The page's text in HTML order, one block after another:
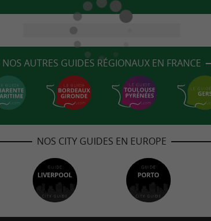
NOS AUTRES GUIDES RÉGIONAUX EN FRANCE
NOS CITY GUIDES EN EUROPE